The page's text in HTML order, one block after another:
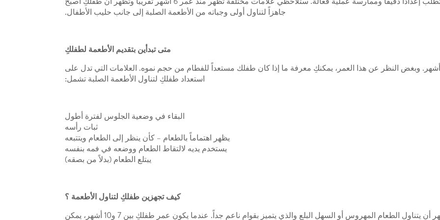
جاهزاً لتناول أولى وجباته من الأطعمة الصلبة إلى جانب حليب الأطفال.
متى تبدأين بتقديم الأطعمة لطفلكِ
ببدء فطام طفلكِ بين عمر 4 إلى 6 أشهر. وبغض النظر عن هذا العمر، يمكنكِ معرفة ما إذا كان طفلك مستعداً للفطام من حجم نموه. العلامات التي تدل على
استعداد طفلكِ لتناول الأطعمة الصلبة تشمل:
البقاء في وضعية الجلوس لفترة أطول
ثبات رأسه
يظهر اهتماماً بالطعام – كأن ينظر إلى الطعام ويتتبعه
يستخدم يديه لالتقاط الطعام ووضعه في فمه بنفسه
يبتلع الطعام (بدلاً من بصقه)
كيف تجهزين طفلكِ لتناول الأطعمة ؟
من الأسهل على طفلكِ الذي يبلغ من العمر 6 أشهر أن يتناول الطعام المهروس أو السهل البلع والذي يتميز بقوام ناعم جداً. عندما يكون عمر طفلكِ بين 7 و10 أشهر، يمكن